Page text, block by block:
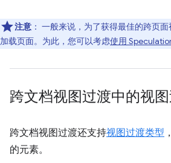
注意 ： 一般来说，为了获得最佳的跨页
加载页面。为此，您可以考虑使用
跨文档视图过渡中的视
跨文档视图过渡还支持视图过渡类型
的元素。